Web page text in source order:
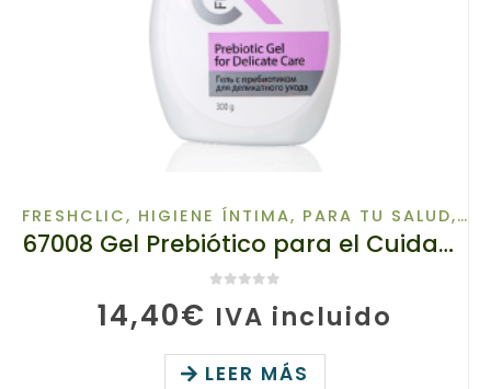
FRESHCLIC, HIGIENE ÍNTIMA, PARA TU SALUD,
67008 Gel Prebiótico para el Cuidado Delicado, TianDe, Freshclic, 300g, En armonía con el cuerpo
14,40€ IVA incluido
LEER MÁS